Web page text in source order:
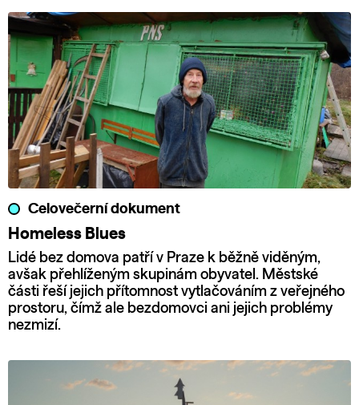
Celovečerní dokument
Homeless Blues
Lidé bez domova patří v Praze k běžně viděným,
avšak přehlíženým skupinám obyvatel. Městské
části řeší jejich přítomnost vytlačováním z veřejného
prostoru, čímž ale bezdomovci ani jejich problémy
nezmizí.